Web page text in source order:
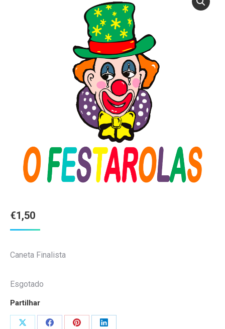
€1,50
Caneta Finalista
Esgotado
Partilhar